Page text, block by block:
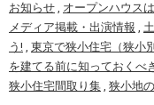
お知らせ , オープンハウス
メディア掲載・出演情報 ,
う! , 東京で狭小住宅（狭小
を建てる前に知っておくべ
狭小住宅間取り集 , 狭小地